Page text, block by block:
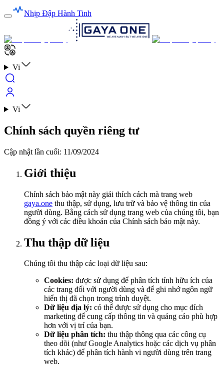
Nhịp Đập Hành Tinh
Vi
Vi
Chính sách quyền riêng tư
Cập nhật lần cuối: 11/09/2024
Giới thiệu
Chính sách bảo mật này giải thích cách mà trang web
gaya.one thu thập, sử dụng, lưu trữ và bảo vệ thông tin của
người dùng. Bằng cách sử dụng trang web của chúng tôi, bạn
đồng ý với các điều khoản của Chính sách bảo mật này.
Thu thập dữ liệu
Chúng tôi thu thập các loại dữ liệu sau:
Cookies: được sử dụng để phân tích tính hữu ích của
các trang đối với người dùng và để ghi nhớ ngôn ngữ
hiển thị đã chọn trong trình duyệt.
Dữ liệu địa lý: có thể được sử dụng cho mục đích
marketing để cung cấp thông tin và quảng cáo phù hợp
hơn với vị trí của bạn.
Dữ liệu phân tích: thu thập thông qua các công cụ
theo dõi (như Google Analytics hoặc các dịch vụ phân
tích khác) để phân tích hành vi người dùng trên trang
web.